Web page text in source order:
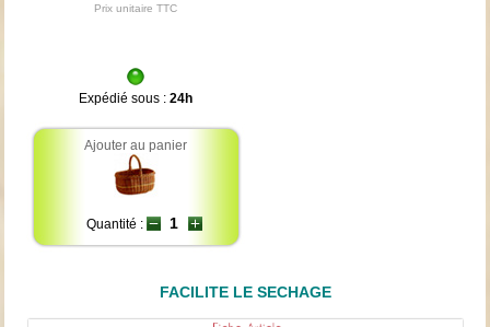
Prix unitaire TTC
Expédié sous :24h
Ajouter au panier
Quantité :
FACILITE LE SECHAGE